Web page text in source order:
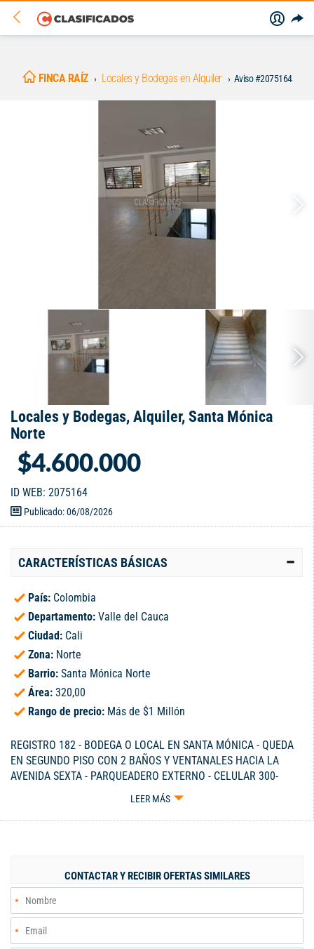
FINCA RAÍZ Locales y Bodegas en Alquiler Aviso #2075164
Locales y Bodegas, Alquiler, Santa Mónica
Norte
$4.600.000
ID WEB: 2075164
Publicado: 06/08/2026
CARACTERÍSTICAS BÁSICAS
País: Colombia
Departamento: Valle del Cauca
Ciudad: Cali
Zona: Norte
Barrio: Santa Mónica Norte
Área: 320,00
Rango de precio: Más de $1 Millón
REGISTRO 182 - BODEGA O LOCAL EN SANTA MÓNICA - QUEDA
EN SEGUNDO PISO CON 2 BAÑOS Y VENTANALES HACIA LA
AVENIDA SEXTA - PARQUEADERO EXTERNO - CELULAR 300-
LEER MÁS
CONTACTAR Y RECIBIR OFERTAS SIMILARES